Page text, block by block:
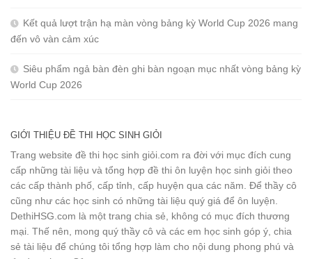
Kết quả lượt trận hạ màn vòng bảng kỳ World Cup 2026 mang
đến vô vàn cảm xúc
Siêu phẩm ngả bàn đèn ghi bàn ngoạn mục nhất vòng bảng kỳ
World Cup 2026
GIỚI THIỆU ĐỀ THI HỌC SINH GIỎI
Trang website đề thi học sinh giỏi.com ra đời với mục đích cung
cấp những tài liệu và tổng hợp đề thi ôn luyện học sinh giỏi theo
các cấp thành phố, cấp tỉnh, cấp huyện qua các năm. Để thầy cô
cũng như các học sinh có những tài liệu quý giá để ôn luyện.
DethiHSG.com là một trang chia sẻ, không có mục đích thương
mại. Thế nên, mong quý thầy cô và các em học sinh góp ý, chia
sẻ tài liệu để chúng tôi tổng hợp làm cho nội dung phong phú và